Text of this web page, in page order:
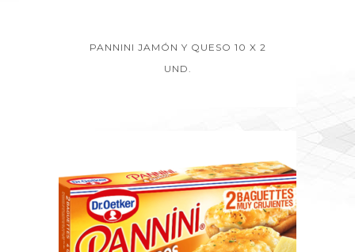
PANNINI JAMÓN Y QUESO 10 X 2
UND.